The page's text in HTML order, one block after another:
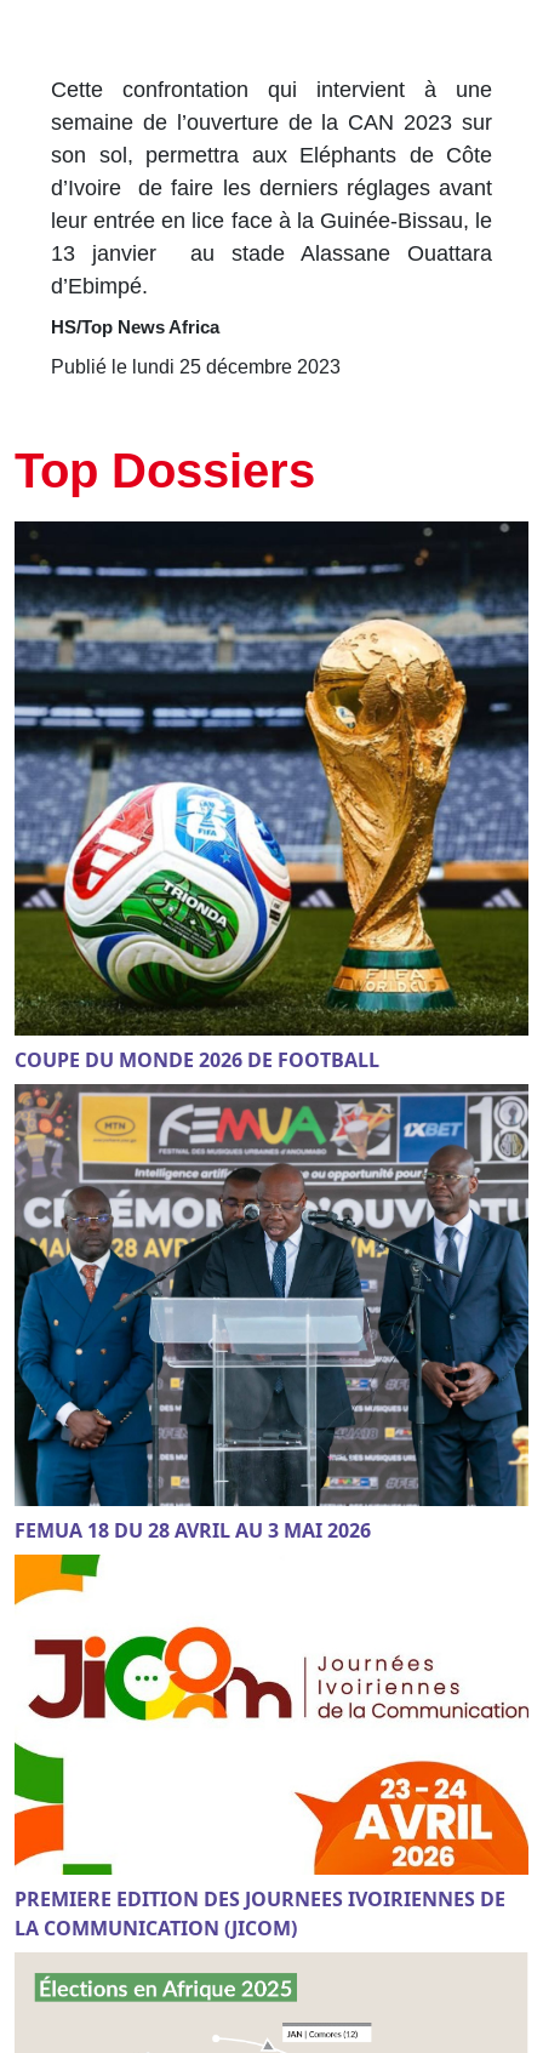
Cette confrontation qui intervient à une
semaine de l’ouverture de la CAN 2023 sur
son sol, permettra aux Eléphants de Côte
d’Ivoire de faire les derniers réglages avant
leur entrée en lice face à la Guinée-Bissau, le
13 janvier au stade Alassane Ouattara
d’Ebimpé.
HS/Top News Africa
Publié le lundi 25 décembre 2023
Top Dossiers
COUPE DU MONDE 2026 DE FOOTBALL
FEMUA 18 DU 28 AVRIL AU 3 MAI 2026
PREMIERE EDITION DES JOURNEES IVOIRIENNES DE
LA COMMUNICATION (JICOM)